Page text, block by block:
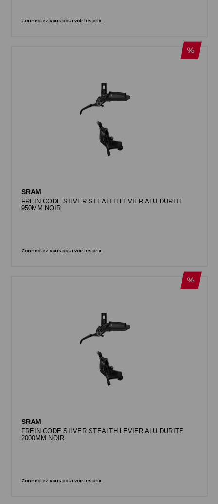
Connectez-vous pour voir les prix.
SRAM
FREIN CODE SILVER STEALTH LEVIER ALU DURITE
950MM NOIR
Connectez-vous pour voir les prix.
SRAM
FREIN CODE SILVER STEALTH LEVIER ALU DURITE
2000MM NOIR
Connectez-vous pour voir les prix.